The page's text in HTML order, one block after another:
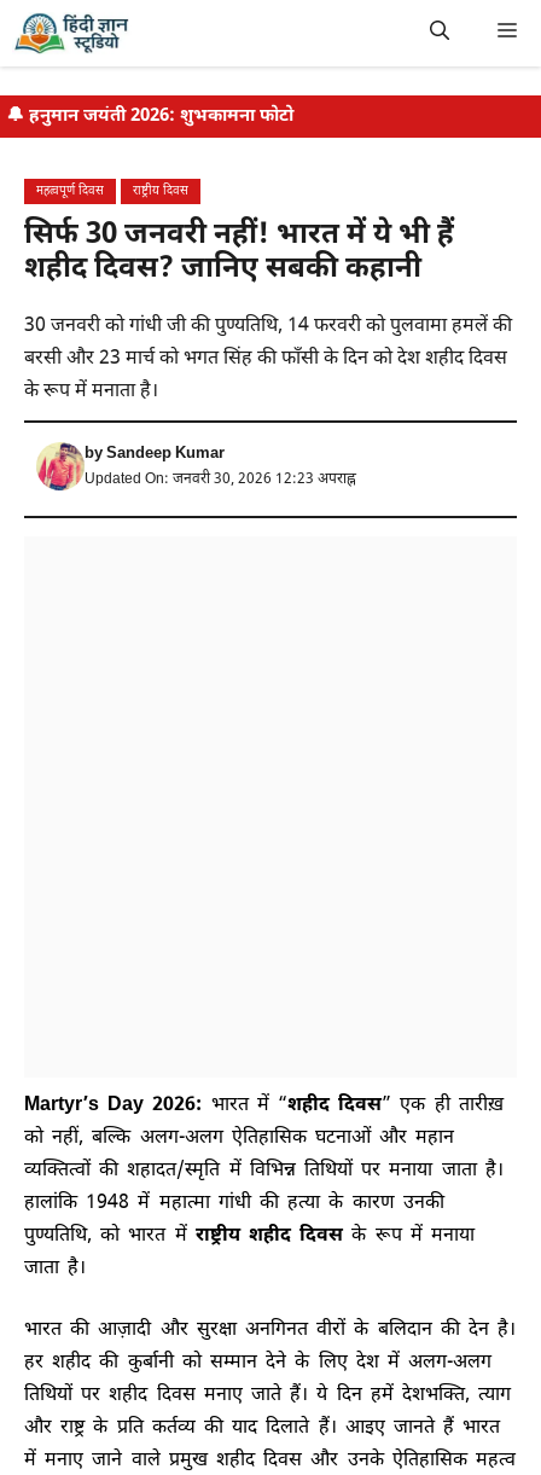
Skip
🔔 हनुमान जयंती 2026: शुभकामना फोटो
महत्वपूर्ण दिवस राष्ट्रीय दिवस
सिर्फ 30 जनवरी नहीं! भारत में ये भी हैं
शहीद दिवस? जानिए सबकी कहानी
30 जनवरी को गांधी जी की पुण्यतिथि, 14 फरवरी को पुलवामा हमलें की
बरसी और 23 मार्च को भगत सिंह की फाँसी के दिन को देश शहीद दिवस
के रूप में मनाता है।
bySandeep Kumar
Updated On: जनवरी 30, 2026 12:23 अपराह्न
Martyr’s Day 2026: भारत में “शहीद दिवस” एक ही तारीख़
को नहीं, बल्कि अलग-अलग ऐतिहासिक घटनाओं और महान
व्यक्तित्वों की शहादत/स्मृति में विभिन्न तिथियों पर मनाया जाता है।
हालांकि 1948 में महात्मा गांधी की हत्या के कारण उनकी
पुण्यतिथि, को भारत में राष्ट्रीय शहीद दिवसके रूप में मनाया
जाता है।
भारत की आज़ादी और सुरक्षा अनगिनत वीरों के बलिदान की देन है।
हर शहीद की कुर्बानी को सम्मान देने के लिए देश में अलग-अलग
तिथियों पर शहीद दिवस मनाए जाते हैं। ये दिन हमें देशभक्ति, त्याग
और राष्ट्र के प्रति कर्तव्य की याद दिलाते हैं। आइए जानते हैं भारत
में मनाए जाने वाले प्रमुख शहीद दिवस और उनके ऐतिहासिक महत्व